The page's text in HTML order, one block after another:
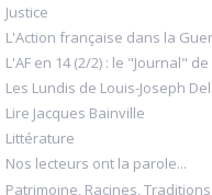
Justice
L'Action française dans la
L'AF en 14 (2/2) : le "Journal"
Les Lundis de Louis-Joseph
Lire Jacques Bainville
Littérature
Nos lecteurs ont la parole...
Patrimoine, Racines, Traditions